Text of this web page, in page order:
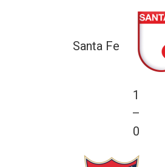
Santa Fe
1
—
0